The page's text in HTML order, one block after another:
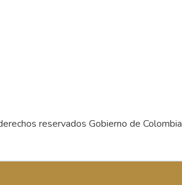
reservados Gobierno de Colombia